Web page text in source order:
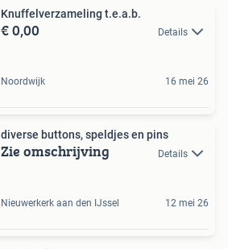
Knuffelverzameling t.e.a.b.
€ 0,00 Details
Noordwijk 16 mei 26
diverse buttons, speldjes en pins
Zie omschrijving Details
Nieuwerkerk aan den IJssel 12 mei 26